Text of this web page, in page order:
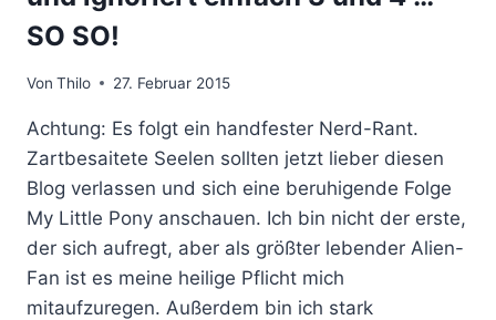
SO SO!
Von Thilo 27. Februar 2015
Achtung: Es folgt ein handfester Nerd-Rant.
Zartbesaitete Seelen sollten jetzt lieber diesen
Blog verlassen und sich eine beruhigende Folge
My Little Pony anschauen. Ich bin nicht der erste,
der sich aufregt, aber als größter lebender Alien-
Fan ist es meine heilige Pflicht mich
mitaufzuregen. Außerdem bin ich stark